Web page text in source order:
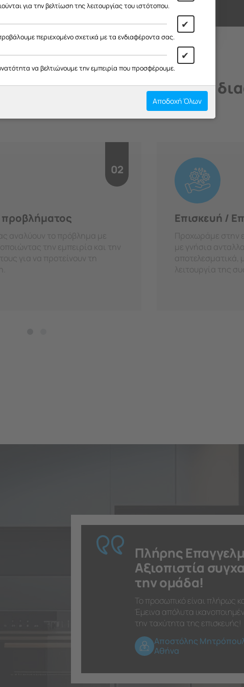
H Διαδικασία μας
σε κάθε στάδιο, με
02
αναλύουν το πρόβλημα με
την εμπειρία και την
για να προτείνουν τη
Επισκευή /
Προχωράμε στην
με γνήσια
αποτελεσματικά,
λειτουργία της
Πλήρης
Αξιοπιστία
την ομάδα!
Το προσωπικό είναι πλήρως
Έμεινα απόλυτα
την ταχύτητα της επισκευής!
Αποστόλης
Αθήνα
για την βελτίωση της λειτουργίας του ιστότοπου.
✔
περιεχομένο σχετικά με τα ενδιαφέροντα σας.
✔
να βελτιώνουμε την εμπειρία που προσφέρουμε.
Αποδοχή Όλων
κατανόηση και σας ευχόμαστε καλό καλοκαίρι!